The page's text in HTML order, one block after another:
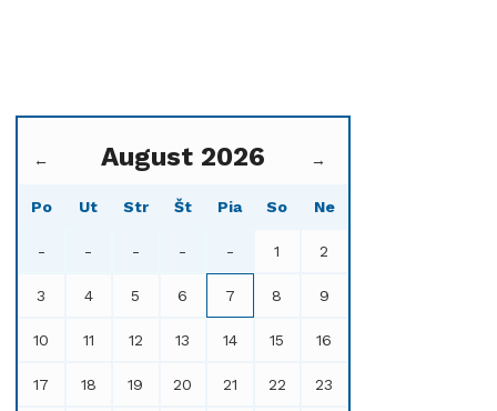
← August 2026 →
Po Ut Str Št Pia So Ne
- - - - - 1 2
3 4 5 6 7 8 9
10 11 12 13 14 15 16
17 18 19 20 21 22 23